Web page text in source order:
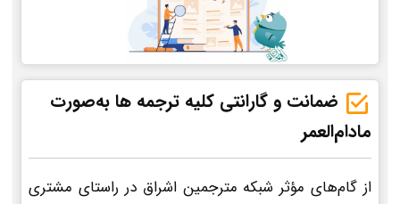
ضمانت و گارانتی کلیه ترجمه ها به‌صورت
مادام‌العمر
از گام‌های مؤثر شبکه مترجمین اشراق در راستای مشتری